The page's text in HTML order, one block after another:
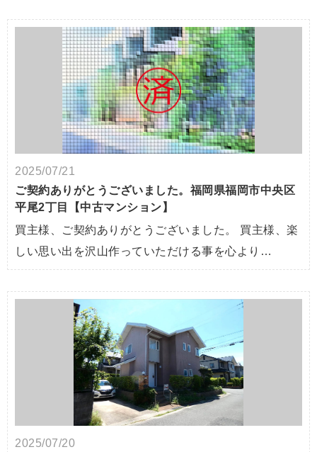
2025/07/21
ご契約ありがとうございました。福岡県福岡市中央区
平尾2丁目【中古マンション】
買主様、ご契約ありがとうございました。 買主様、楽
しい思い出を沢山作っていただける事を心より…
2025/07/20